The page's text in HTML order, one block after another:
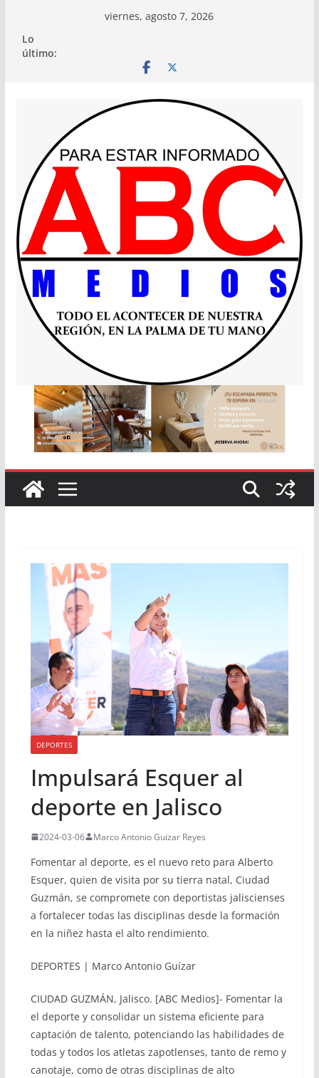
contenido
viernes, agosto 7, 2026
Lo
último:
DEPORTES
Impulsará Esquer al
deporte en Jalisco
2024-03-06 Marco Antonio Guizar Reyes
Fomentar al deporte, es el nuevo reto para Alberto
Esquer, quien de visita por su tierra natal, Ciudad
Guzmán, se compromete con deportistas jaliscienses
a fortalecer todas las disciplinas desde la formación
en la niñez hasta el alto rendimiento.
DEPORTES | Marco Antonio Guízar
CIUDAD GUZMÁN, Jalisco. [ABC Medios]- Fomentar la
el deporte y consolidar un sistema eficiente para
captación de talento, potenciando las habilidades de
todas y todos los atletas zapotlenses, tanto de remo y
canotaje, como de otras disciplinas de alto